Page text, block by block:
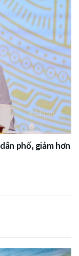
phố, giảm hơn